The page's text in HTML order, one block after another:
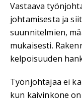
Vastaava
johtamisesta ja
suunnitelmien,
mukaisesti.
kelpoisuuden
Työnjohtajaa ei
kun kaivinkone